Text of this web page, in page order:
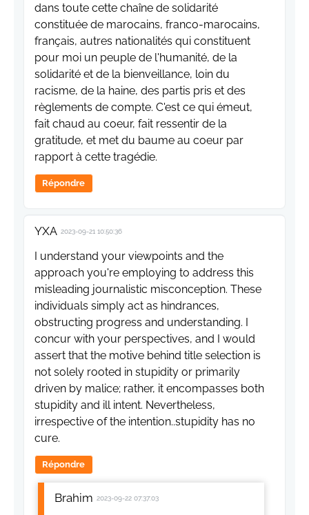
dans toute cette chaîne de solidarité
constituée de marocains, franco-marocains,
français, autres nationalités qui constituent
pour moi un peuple de l'humanité, de la
solidarité et de la bienveillance, loin du
racisme, de la haine, des partis pris et des
règlements de compte. C'est ce qui émeut,
fait chaud au coeur, fait ressentir de la
gratitude, et met du baume au coeur par
rapport à cette tragédie.
Répondre
YXA 2023-09-21 10:50:36
I understand your viewpoints and the
approach you're employing to address this
misleading journalistic misconception. These
individuals simply act as hindrances,
obstructing progress and understanding. I
concur with your perspectives, and I would
assert that the motive behind title selection is
not solely rooted in stupidity or primarily
driven by malice; rather, it encompasses both
stupidity and ill intent. Nevertheless,
irrespective of the intention..stupidity has no
cure.
Répondre
Brahim 2023-09-22 07:37:03